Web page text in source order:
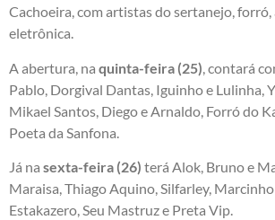
Cachoeira, com artistas do sertanejo, forró,
eletrônica.
A abertura, na quinta-feira (25), contará
Pablo, Dorgival Dantas, Iguinho e Lulinha,
Mikael Santos, Diego e Arnaldo, Forró do
Poeta da Sanfona.
Já na sexta-feira (26) terá Alok, Bruno e
Maraisa, Thiago Aquino, Silfarley, Marcinho
Estakazero, Seu Mastruz e Preta Vip.